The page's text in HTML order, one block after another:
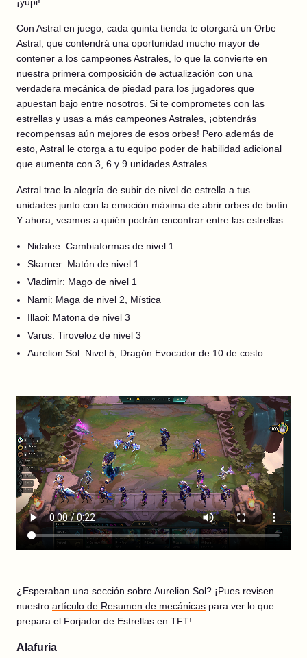
Con Astral en juego, cada quinta tienda te otorgará un Orbe
Astral, que contendrá una oportunidad mucho mayor de
contener a los campeones Astrales, lo que la convierte en
nuestra primera composición de actualización con una
verdadera mecánica de piedad para los jugadores que
apuestan bajo entre nosotros. Si te comprometes con las
estrellas y usas a más campeones Astrales, ¡obtendrás
recompensas aún mejores de esos orbes! Pero además de
esto, Astral le otorga a tu equipo poder de habilidad adicional
que aumenta con 3, 6 y 9 unidades Astrales.
Astral trae la alegría de subir de nivel de estrella a tus
unidades junto con la emoción máxima de abrir orbes de botín.
Y ahora, veamos a quién podrán encontrar entre las estrellas:
Nidalee: Cambiaformas de nivel 1
Skarner: Matón de nivel 1
Vladimir: Mago de nivel 1
Nami: Maga de nivel 2, Mística
Illaoi: Matona de nivel 3
Varus: Tiroveloz de nivel 3
Aurelion Sol: Nivel 5, Dragón Evocador de 10 de costo
¿Esperaban una sección sobre Aurelion Sol? ¡Pues revisen
nuestro artículo de Resumen de mecánicas para ver lo que
prepara el Forjador de Estrellas en TFT!
Alafuria